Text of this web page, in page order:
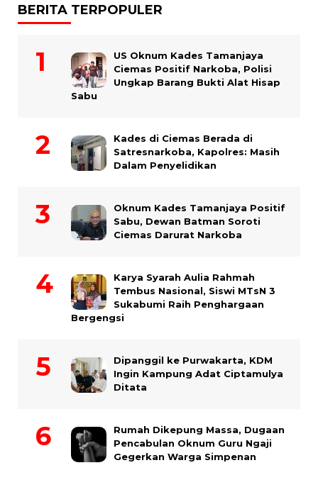
BERITA TERPOPULER
US Oknum Kades Tamanjaya
Ciemas Positif Narkoba, Polisi
Ungkap Barang Bukti Alat Hisap
Sabu
Kades di Ciemas Berada di
Satresnarkoba, Kapolres: Masih
Dalam Penyelidikan
Oknum Kades Tamanjaya Positif
Sabu, Dewan Batman Soroti
Ciemas Darurat Narkoba
Karya Syarah Aulia Rahmah
Tembus Nasional, Siswi MTsN 3
Sukabumi Raih Penghargaan
Bergengsi
Dipanggil ke Purwakarta, KDM
Ingin Kampung Adat Ciptamulya
Ditata
Rumah Dikepung Massa, Dugaan
Pencabulan Oknum Guru Ngaji
Gegerkan Warga Simpenan